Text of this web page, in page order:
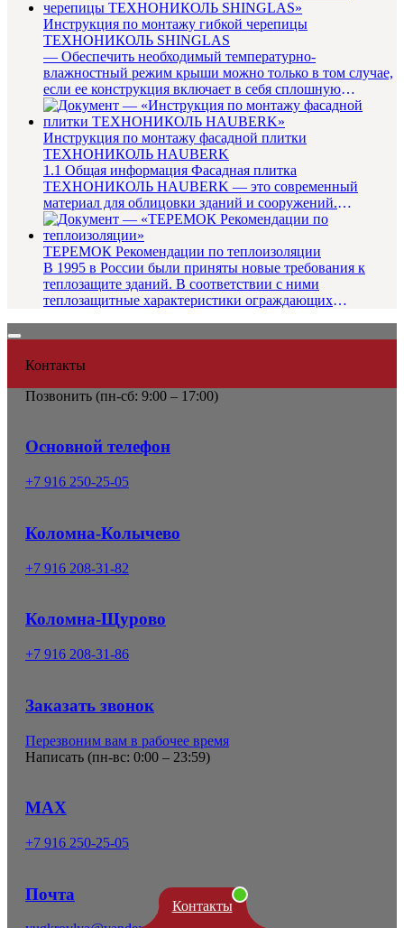
Инструкция по монтажу гибкой черепицы
ТЕХНОНИКОЛЬ SHINGLAS
— Обеспечить необходимый температурно-
влажностный режим крыши можно только в том случае,
если ее конструкция включает в себя сплошную
пароизоляцию, необходимую для д...
Инструкция по монтажу фасадной плитки
ТЕХНОНИКОЛЬ HAUBERK
1.1 Общая информация Фасадная плитка
ТЕХНОНИКОЛЬ HAUBERK — это современный
материал для облицовки зданий и сооружений.
Созданная на основе стеклохолста, улучшенного...
ТЕРЕМОК Рекомендации по теплоизоляции
В 1995 в России были приняты новые требования к
теплозащите зданий. В соответствии с ними
теплозащитные характеристики ограждающих
Контакты
Контакты
Позвонить (пн-сб: 9:00 – 17:00)
Основной телефон
+7 916 250-25-05
Коломна-Колычево
+7 916 208-31-82
Коломна-Щурово
+7 916 208-31-86
Заказать звонок
Перезвоним вам в рабочее время
Написать (пн-вс: 0:00 – 23:59)
MAX
+7 916 250-25-05
Почта